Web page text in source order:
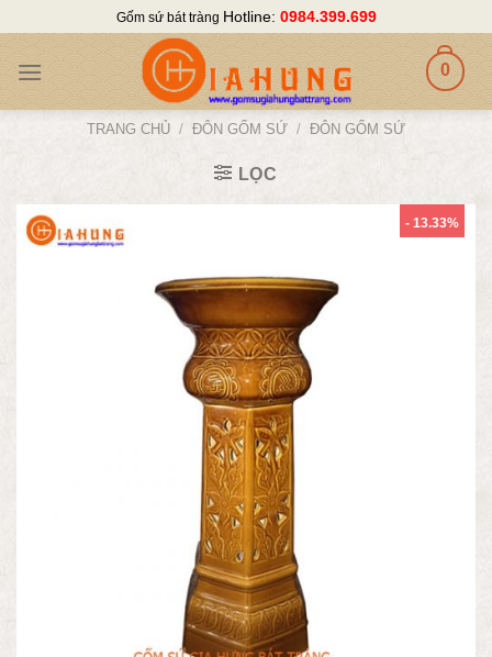
content
Gốm sứ bát tràng Hotline: 0984.399.699
0
TRANG CHỦ / ĐÔN GỐM SỨ / ĐÔN GỐM SỨ
LỌC
- 13.33%